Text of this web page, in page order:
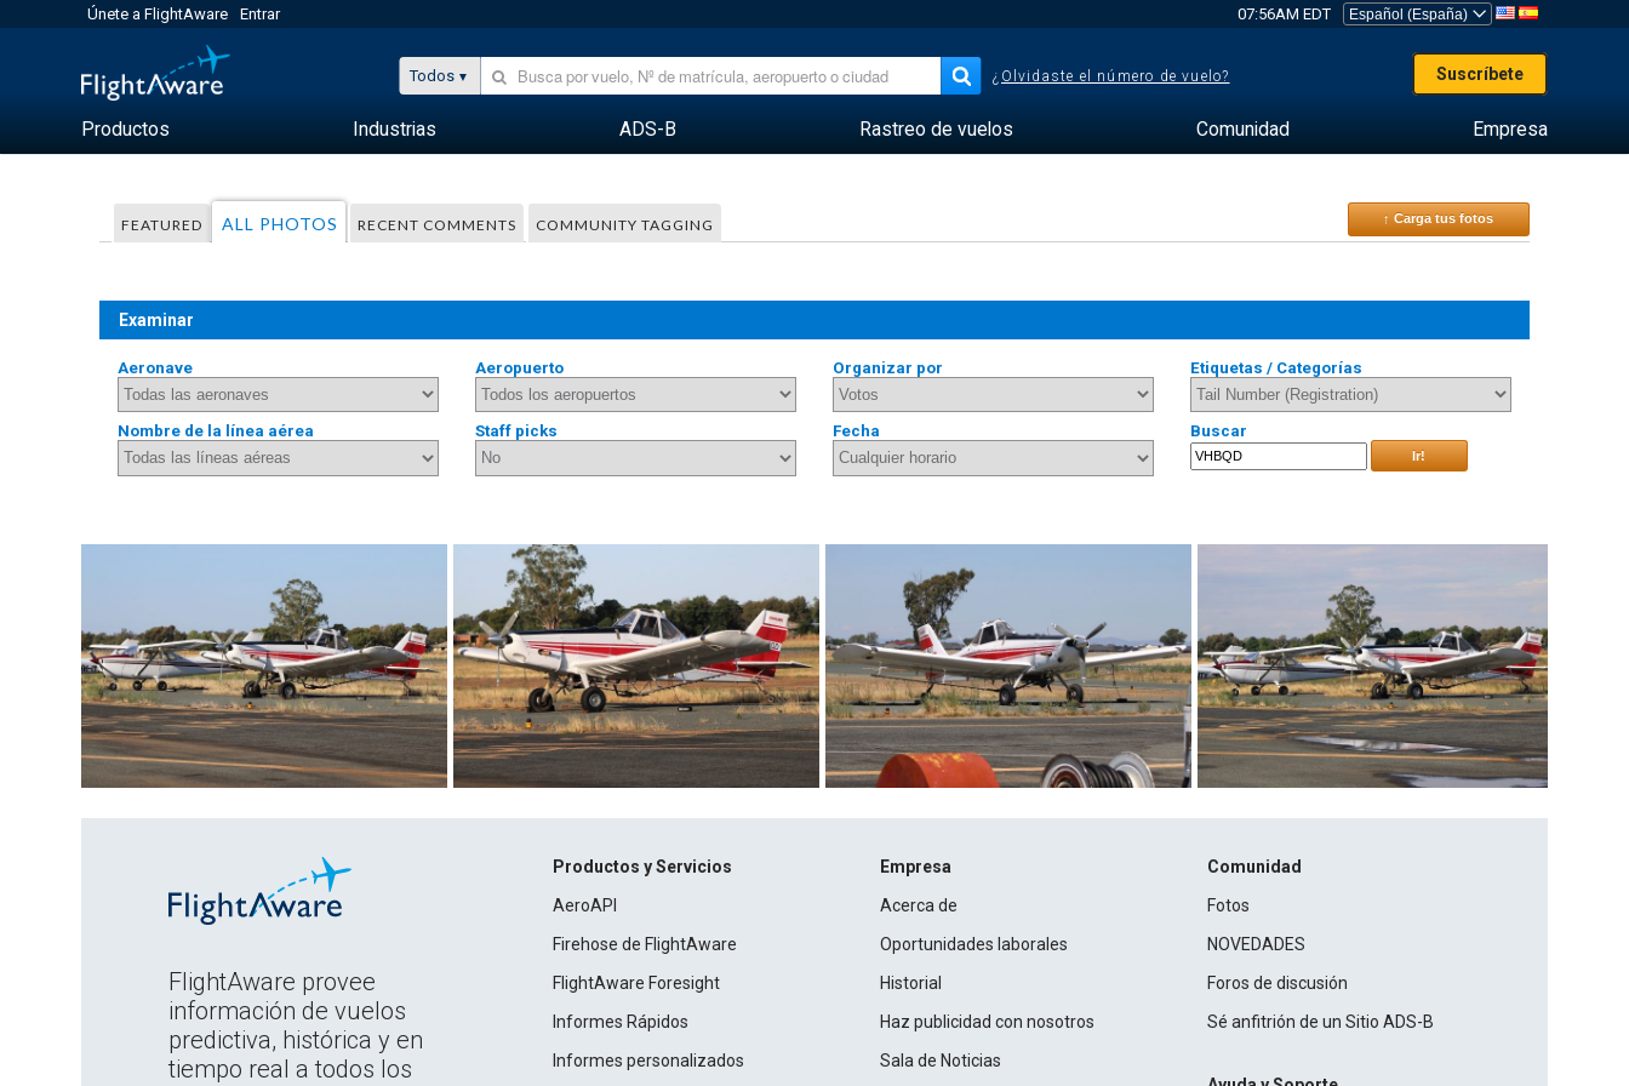
Únete a FlightAware Entrar 07:56AM EDT
Todos ¿Olvidaste el número de vuelo? Suscríbete
Productos Industrias ADS-B Rastreo de vuelos Comunidad Empresa
FEATURED ALL PHOTOS RECENT COMMENTS COMMUNITY TAGGING ↑ Carga tus fotos
Examinar
Aeronave Aeropuerto Organizar por Etiquetas / Categorías
Nombre de la línea aérea Staff picks Fecha Buscar
Ir!
FlightAware provee
información de vuelos
predictiva, histórica y en
tiempo real a todos los
Productos y Servicios
AeroAPI
Firehose de FlightAware
FlightAware Foresight
Informes Rápidos
Informes personalizados
Empresa
Acerca de
Oportunidades laborales
Historial
Haz publicidad con nosotros
Sala de Noticias
Comunidad
Fotos
NOVEDADES
Foros de discusión
Sé anfitrión de un Sitio ADS-B